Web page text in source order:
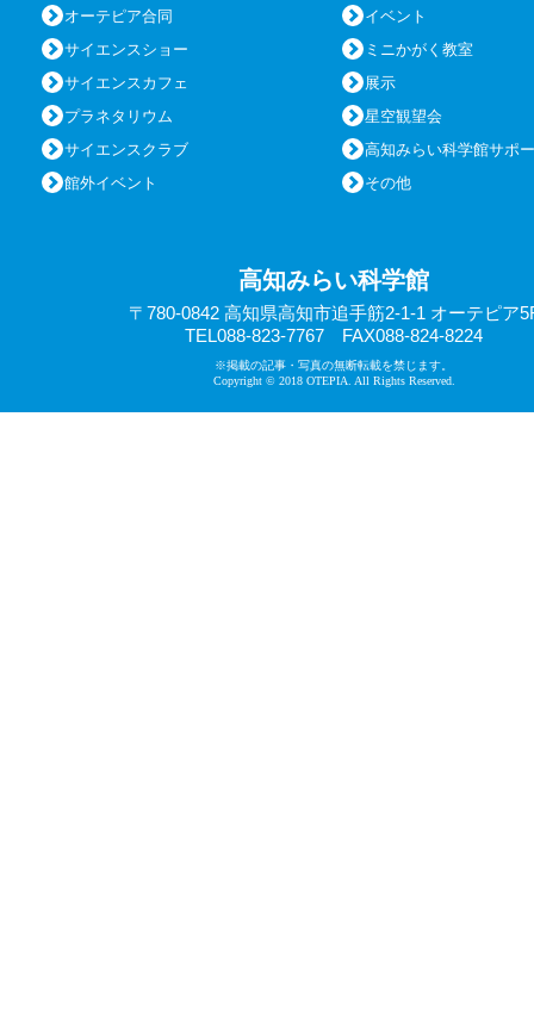
オーテピア合同
イベント
サイエンスショー
ミニかがく教室
サイエンスカフェ
展示
プラネタリウム
星空観望会
サイエンスクラブ
高知みらい科学館サポ
館外イベント
その他
高知みらい科学館
〒780-0842 高知県高知市追手筋2-1-1 オーテピア
TEL088-823-7767 FAX088-824-8224
※掲載の記事・写真の無断転載を禁じます。
Copyright © 2018 OTEPIA. All Rights Reserved.